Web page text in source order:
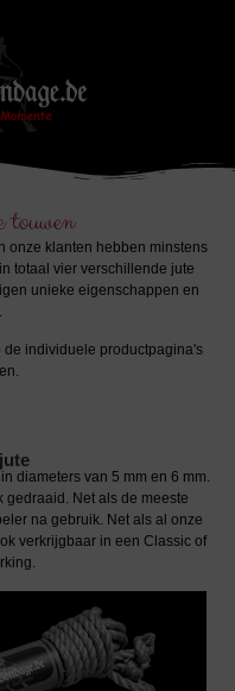
onze klanten hebben minstens
totaal vier verschillende jute
unieke eigenschappen en
individuele productpagina's
diameters van 5 mm en 6 mm.
gedraaid. Net als de meeste
na gebruik. Net als al onze
verkrijgbaar in een Classic of